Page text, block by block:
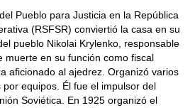
Pueblo para Justicia en la República
(RSFSR) conviertió la casa en su
pueblo Nikolai Krylenko, responsable
muerte en su función como fiscal
aficionado al ajedrez. Organizó varios
equipos. Él fue el impulsor del
Soviética. En 1925 organizó el